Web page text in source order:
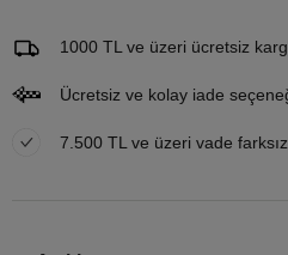
Email Adresi
1000 TL ve üzeri ücretsiz
Ücretsiz ve kolay iade
7.500 TL ve üzeri vade